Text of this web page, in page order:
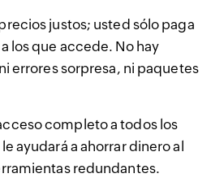
justos; usted sólo paga
los que accede. No hay
errores sorpresa, ni paquetes
completo a todos los
ayudará a ahorrar dinero al
redundantes.